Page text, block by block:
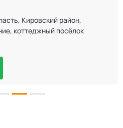
Кировский район,
коттеджный посёлок